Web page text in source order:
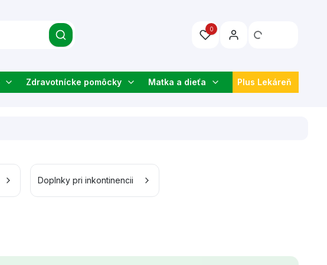
0
Zdravotnícke pomôcky Matka a dieťa Plus Lekáreň
Doplnky pri inkontinencii